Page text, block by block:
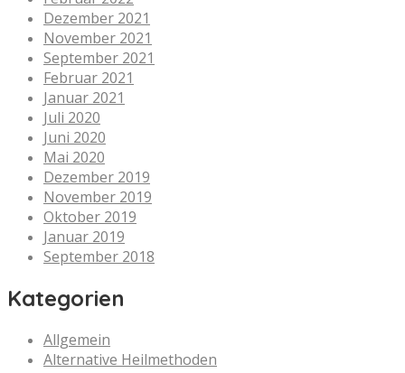
Dezember 2021
November 2021
September 2021
Februar 2021
Januar 2021
Juli 2020
Juni 2020
Mai 2020
Dezember 2019
November 2019
Oktober 2019
Januar 2019
September 2018
Kategorien
Allgemein
Alternative Heilmethoden